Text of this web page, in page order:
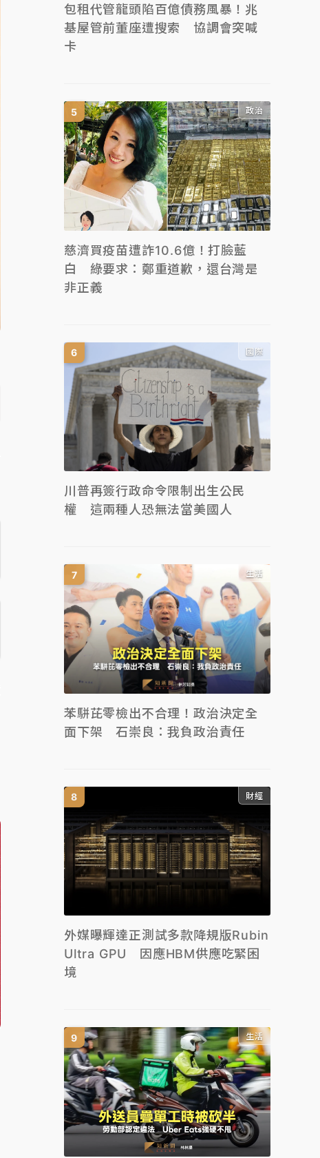
包租代管龍頭陷百億債務風暴！兆
基屋管前董座遭搜索 協調會突喊
卡
政治
慈濟買疫苗遭詐10.6億！打臉藍
白 綠要求：鄭重道歉，還台灣是
非正義
國際
川普再簽行政命令限制出生公民
權 這兩種人恐無法當美國人
生活
苯駢芘零檢出不合理！政治決定全
面下架 石崇良：我負政治責任
財經
外媒曝輝達正測試多款降規版Rubin
Ultra GPU 因應HBM供應吃緊困
境
生活